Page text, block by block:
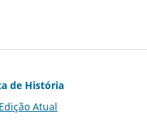
de História
Edição Atual